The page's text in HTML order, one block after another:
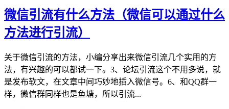
微信引流有什么方法（微信可以通过什么
方法进行引流）
关于微信引流的方法，小编分享出来微信引流几个实用的方
法，有兴趣的可以都试一下。3、论坛引流这个不用多说，就
是发布软文，在文章中间巧妙地插入微信号。6、和QQ群一
样，微信群同样也是鱼塘，所以引流...